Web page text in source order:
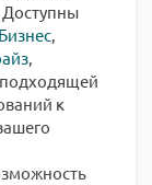
Доступны
Бизнес,
,
к